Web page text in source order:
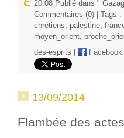
20:08 Publié dans "
Commentaires (0) | Tags :
chrétiens
palestine
moyen_orient
des-esprits
Facebook
13/09/2014
Flambée des